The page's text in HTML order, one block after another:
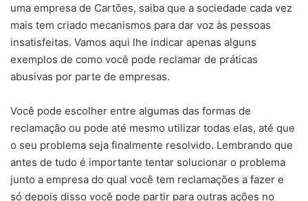
uma empresa de Cartões, saiba que a sociedade cada vez
mais tem criado mecanismos para dar voz às pessoas
insatisfeitas. Vamos aqui lhe indicar apenas alguns
exemplos de como você pode reclamar de práticas
abusivas por parte de empresas.
Você pode escolher entre algumas das formas de
reclamação ou pode até mesmo utilizar todas elas, até que
o seu problema seja finalmente resolvido. Lembrando que
antes de tudo é importante tentar solucionar o problema
junto a empresa do qual você tem reclamações a fazer e
só depois disso você pode partir para outras ações no